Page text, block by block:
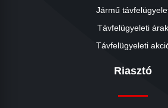
Jármű
Távfelügyeleti árak
Távfelügyeleti
Riasztó